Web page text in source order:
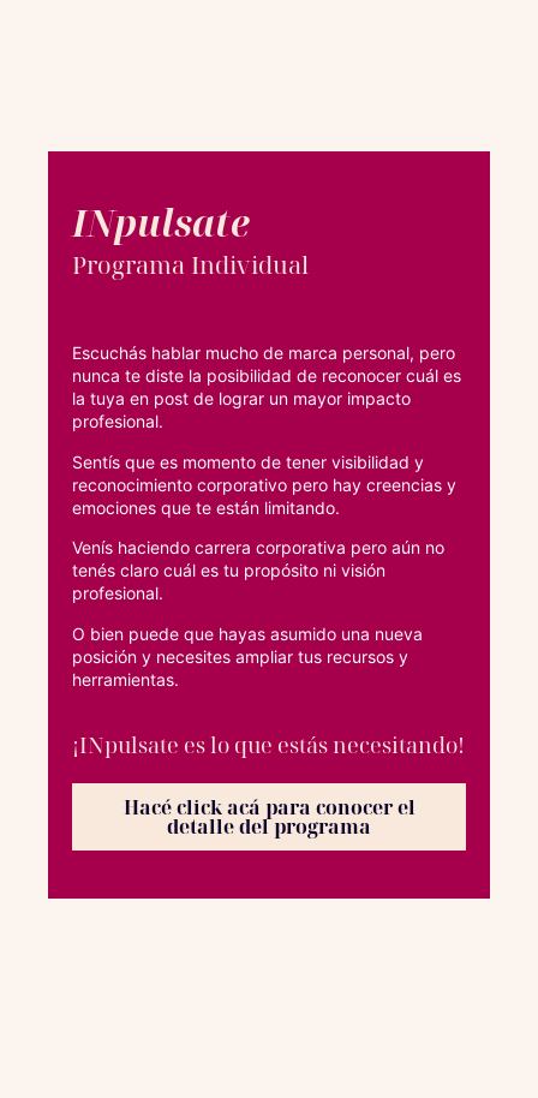
INpulsate
Programa Individual
Escuchás hablar mucho de marca personal, pero
nunca te diste la posibilidad de reconocer cuál es
la tuya en post de lograr un mayor impacto
profesional.
Sentís que es momento de tener visibilidad y
reconocimiento corporativo pero hay creencias y
emociones que te están limitando.
Venís haciendo carrera corporativa pero aún no
tenés claro cuál es tu propósito ni visión
profesional.
O bien puede que hayas asumido una nueva
posición y necesites ampliar tus recursos y
herramientas.
¡INpulsate es lo que estás necesitando!
Hacé click acá para conocer el
detalle del programa